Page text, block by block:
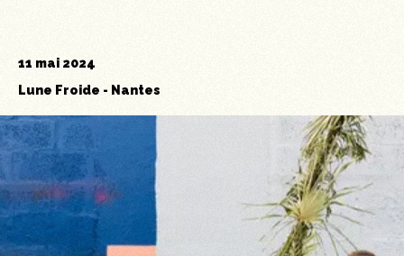
11 mai 2024
Lune Froide - Nantes